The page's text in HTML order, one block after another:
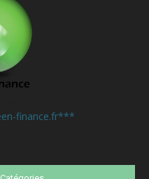
finance.fr***